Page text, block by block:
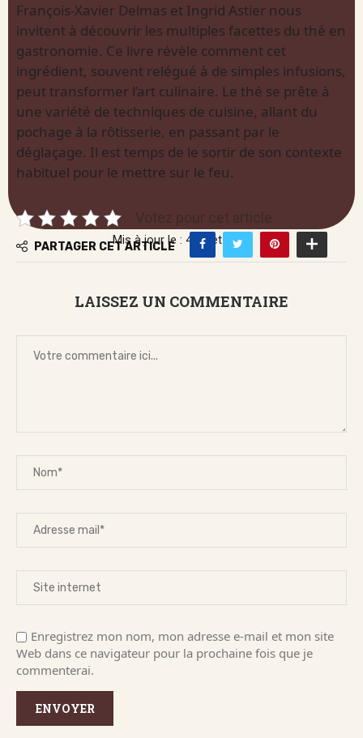
Mis à jour le : 4 juillet 2026
François-Xavier Delmas et Ingrid Astier nous
invitent à découvrir les multiples facettes du thé en
gastronomie. Ce livre révèle comment cet
ingrédient, souvent relégué à de simples infusions,
peut transformer l’art culinaire. Le thé se prête à
une variété de techniques de cuisine, allant du
pochage à la rôtisserie, en passant par le
déglaçage. Il est temps de le sortir de son contexte
habituel pour le mettre sur le feu.
Votez pour cet article
PARTAGER CET ARTICLE
LAISSEZ UN COMMENTAIRE
Enregistrez mon nom, mon adresse e-mail et mon site
Web dans ce navigateur pour la prochaine fois que je
commenterai.